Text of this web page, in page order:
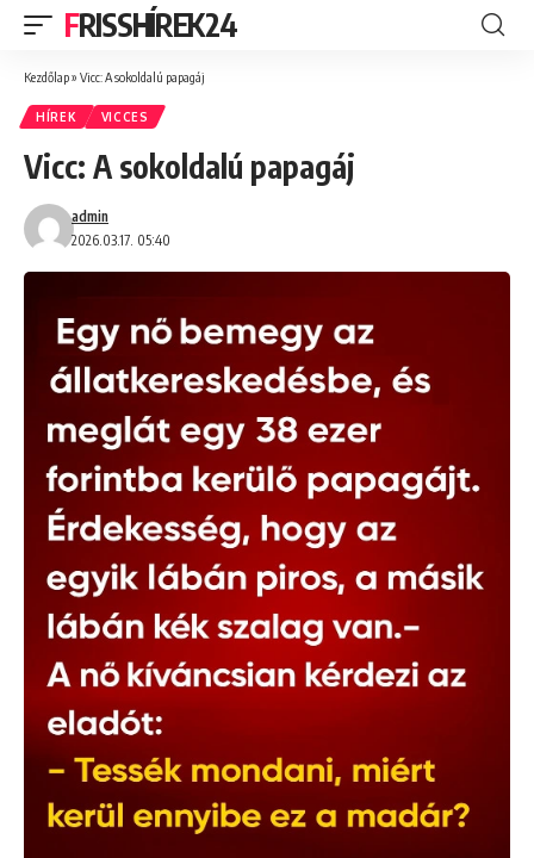
FRISSHÍREK24
Kezdőlap» Vicc: A sokoldalú papagáj
HÍREK VICCES
Vicc: A sokoldalú papagáj
2026.03.17. 05:40
admin